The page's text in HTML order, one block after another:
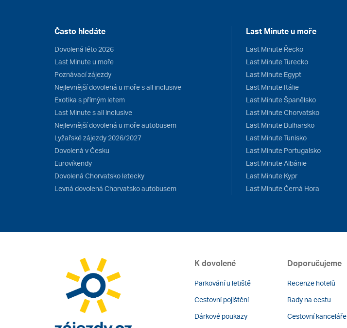
Často hledáte
Dovolená léto 2026
Last Minute u moře
Poznávací zájezdy
Nejlevnější dovolená u moře s all inclusive
Exotika s přímým letem
Last Minute s all inclusive
Nejlevnější dovolená u moře autobusem
Lyžařské zájezdy 2026/2027
Dovolená v Česku
Eurovíkendy
Dovolená Chorvatsko letecky
Levná dovolená Chorvatsko autobusem
Last Minute u moře
Last Minute Řecko
Last Minute Turecko
Last Minute Egypt
Last Minute Itálie
Last Minute Španělsko
Last Minute Chorvatsko
Last Minute Bulharsko
Last Minute Tunisko
Last Minute Portugalsko
Last Minute Albánie
Last Minute Kypr
Last Minute Černá Hora
K dovolené
Parkování u letiště
Cestovní pojištění
Dárkové poukazy
Doporučujeme
Recenze hotelů
Rady na cestu
Cestovní kanceláře